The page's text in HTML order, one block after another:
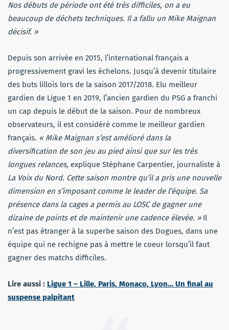
Nos débuts de période ont été très difficiles, on a eu
beaucoup de déchets techniques. Il a fallu un Mike Maignan
décisif. »
Depuis son arrivée en 2015, l’international français a
progressivement gravi les échelons. Jusqu’à devenir titulaire
des buts lillois lors de la saison 2017/2018. Elu meilleur
gardien de Ligue 1 en 2019, l’ancien gardien du PSG a franchi
un cap depuis le début de la saison. Pour de nombreux
observateurs, il est considéré comme le meilleur gardien
français. « Mike Maignan s’est amélioré dans la
diversification de son jeu au pied ainsi que sur les très
longues relances, explique Stéphane Carpentier, journaliste à
La Voix du Nord. Cette saison montre qu’il a pris une nouvelle
dimension en s’imposant comme le leader de l’équipe. Sa
présence dans la cages a permis au LOSC de gagner une
dizaine de points et de maintenir une cadence élevée. » Il
n’est pas étranger à la superbe saison des Dogues, dans une
équipe qui ne rechigne pas à mettre le coeur lorsqu’il faut
gagner des matchs difficiles.
Lire aussi : Ligue 1 – Lille, Paris, Monaco, Lyon… Un final au
suspense palpitant